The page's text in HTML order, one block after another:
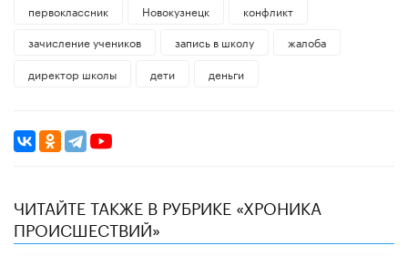
первоклассник
Новокузнецк
конфликт
зачисление учеников
запись в школу
жалоба
директор школы
дети деньги
ЧИТАЙТЕ ТАКЖЕ В РУБРИКЕ «ХРОНИКА
ПРОИСШЕСТВИЙ»